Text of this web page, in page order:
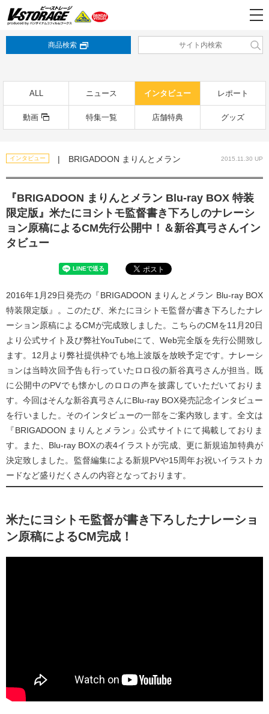
商品検索
ALL ニュース インタビュー レポート
動画 特集一覧 店舗特典 グッズ
インタビュー | BRIGADOON まりんとメラン 2015.11.30 UP
『BRIGADOON まりんとメラン Blu-ray BOX 特装
限定版』米たにヨシトモ監督書き下ろしのナレーシ
ョン原稿によるCM先行公開中！＆新谷真弓さんイン
タビュー
2016年1月29日発売の『BRIGADOON まりんとメラン Blu-ray BOX
特装限定版』。このたび、米たにヨシトモ監督が書き下ろしたナレ
ーション原稿によるCMが完成致しました。こちらのCMを11月20日
より公式サイト及び弊社YouTubeにて、Web完全版を先行公開致し
ます。12月より弊社提供枠でも地上波版を放映予定です。ナレーシ
ョンは当時次回予告も行っていたロロ役の新谷真弓さんが担当。既
に公開中のPVでも懐かしのロロの声を披露していただいておりま
す。今回はそんな新谷真弓さんにBlu-ray BOX発売記念インタビュー
を行いました。そのインタビューの一部をご案内致します。全文は
『BRIGADOON まりんとメラン』公式サイト にて掲載しておりま
す。また、Blu-ray BOXの表4イラストが完成、更に新規追加特典が
決定致しました。監督編集による新規PVや15周年お祝いイラストカ
ードなど盛りだくさんの内容となっております。
米たにヨシトモ監督が書き下ろしたナレーショ
ン原稿によるCM完成！